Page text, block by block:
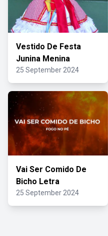
Vestido De Festa
Junina Menina
25 September 2024
Vai Ser Comido De
Bicho Letra
25 September 2024